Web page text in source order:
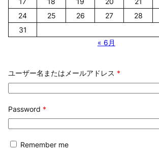
24
25 26 27 28
31
« 6月
ユーザー名またはメールアドレス *
Password *
Remember me